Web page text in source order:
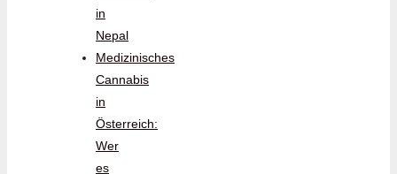
in
Nepal
Medizinisches
Cannabis
in
Österreich:
Wer
es